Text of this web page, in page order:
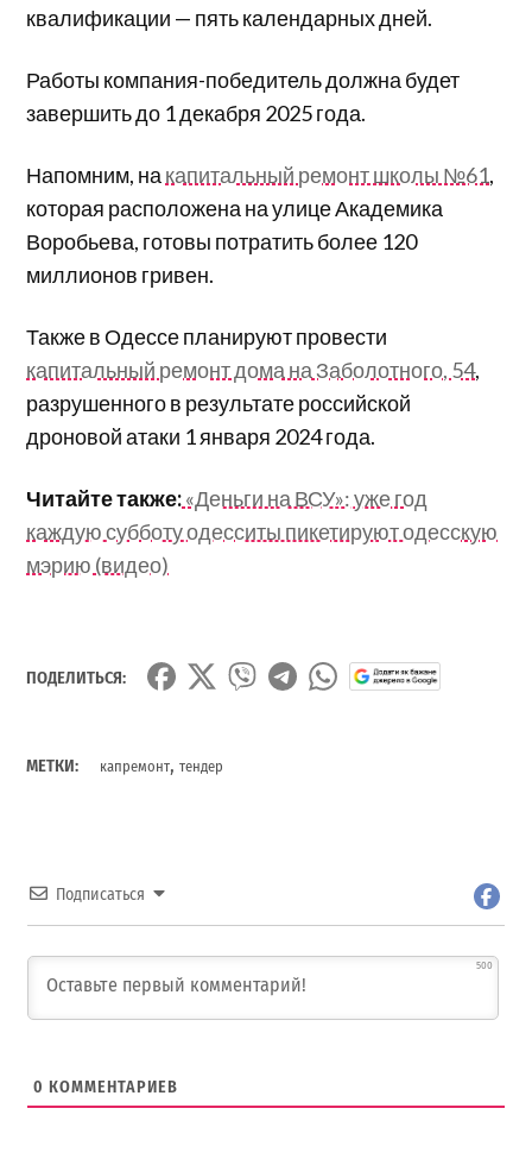
квалификации — пять календарных дней.
Работы компания-победитель должна будет
завершить до 1 декабря 2025 года.
Напомним, накапитальный ремонт школы №61,
которая расположена на улице Академика
Воробьева, готовы потратить более 120
миллионов гривен.
Также в Одессе планируют провести
капитальный ремонт дома на Заболотного, 54,
разрушенного в результате российской
дроновой атаки 1 января 2024 года.
Читайте также:«Деньги на ВСУ»: уже год
каждую субботу одесситы пикетируют одесскую
мэрию (видео)
ПОДЕЛИТЬСЯ:
МЕТКИ: капремонт,тендер
Подписаться
500
0 КОММЕНТАРИЕВ